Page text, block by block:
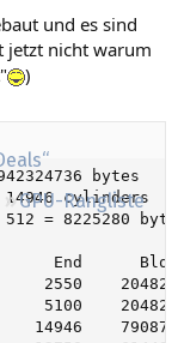
GPU-Rangliste
und es sind
jetzt nicht warum
)
bytes
cylinders
= 8225280
End      Blocks
20482843+   c
83
79087995    f